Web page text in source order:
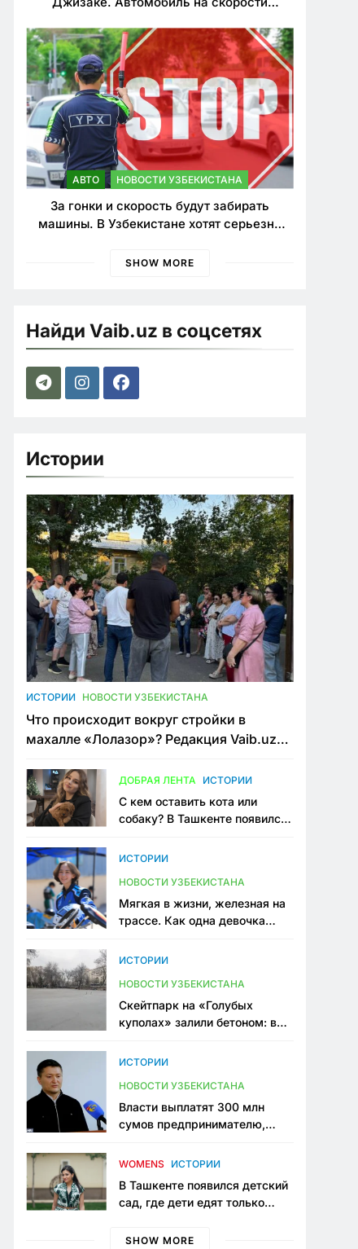
АВТО НОВОСТИ УЗБЕКИСТАНА
За гонки и скорость будут забирать
машины. В Узбекистане хотят серьезно
SHOW MORE
Найди Vaib.uz в соцсетях
Истории
ИСТОРИИ НОВОСТИ УЗБЕКИСТАНА
Что происходит вокруг стройки в
махалле «Лолазор»? Редакция Vaib.uz
конфликта
ДОБРАЯ ЛЕНТА ИСТОРИИ
С кем оставить кота или
собаку? В Ташкенте появился
ИСТОРИИ
НОВОСТИ УЗБЕКИСТАНА
Мягкая в жизни, железная на
трассе. Как одна девочка
Узбекистане
ИСТОРИИ
НОВОСТИ УЗБЕКИСТАНА
Скейтпарк на «Голубых
куполах» залили бетоном: в
одно общественное
ИСТОРИИ
НОВОСТИ УЗБЕКИСТАНА
Власти выплатят 300 млн
сумов предпринимателю,
тюрьме по незаконному
WOMENS ИСТОРИИ
В Ташкенте появился детский
сад, где дети едят только
мама, которая устала просить
SHOW MORE